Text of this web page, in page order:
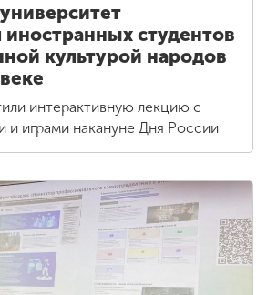
студентов
культурой народов
интерактивную лекцию с
и играми накануне Дня России